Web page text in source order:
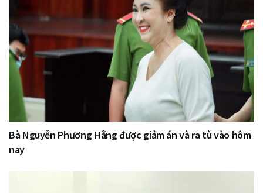
Bà Nguyễn Phương Hằng được giảm án và ra tù vào hôm
nay